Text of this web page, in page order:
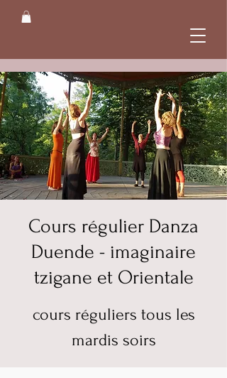
Cours régulier Danza
Duende - imaginaire
tzigane et Orientale
cours réguliers tous les
mardis soirs